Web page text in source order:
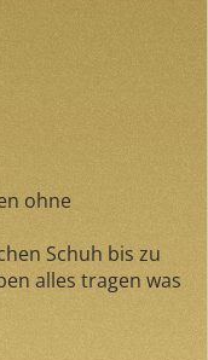
ohne
Schuh bis zu
alles tragen was